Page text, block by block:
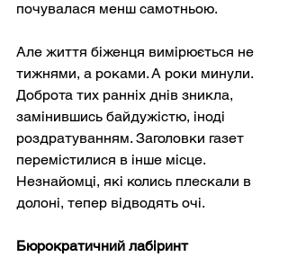
почувалася менш самотньою.
Але життя біженця вимірюється не
тижнями, а роками. А роки минули.
Доброта тих ранніх днів зникла,
замінившись байдужістю, іноді
роздратуванням. Заголовки газет
перемістилися в інше місце.
Незнайомці, які колись плескали в
долоні, тепер відводять очі.
Бюрократичний лабіринт